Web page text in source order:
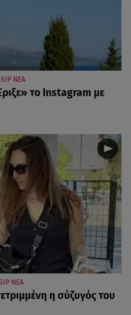
ΝΕΑ
το Instagram με
ΝΕΑ
η σύζυγός του